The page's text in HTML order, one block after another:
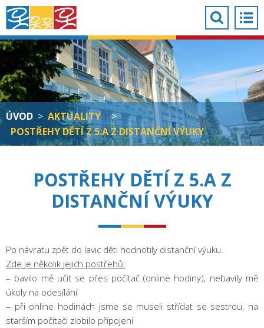
ÚVOD > AKTUALITY
>
POSTŘEHY DĚTÍ Z 5.A Z DISTANČNÍ VÝUKY
POSTŘEHY DĚTÍ Z 5.A Z
DISTANČNÍ VÝUKY
Po návratu zpět do lavic děti hodnotily distanční výuku.
Zde je několik jejich postřehů:
– bavilo mě učit se přes počítač (online hodiny), nebavily mě
úkoly na odesílání
– při online hodinách jsme se museli střídat se sestrou, na
starším počítači zlobilo připojení